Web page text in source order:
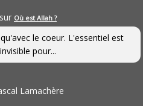
sur Où est Allah ?
le coeur. L'essentiel est
invisible pour...
Lamachère